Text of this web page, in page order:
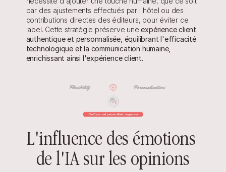
par des ajustements effectués par l'hôtel ou des
contributions directes des éditeurs, pour éviter ce
label. Cette stratégie préserve une expérience client
authentique et personnalisée, équilibrant l'efficacité
technologique et la communication humaine,
enrichissant ainsi l'expérience client.
L'influence des émotions
de l'IA sur les opinions